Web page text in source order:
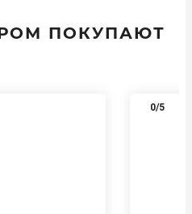
ПОКУПАЮТ
0/5